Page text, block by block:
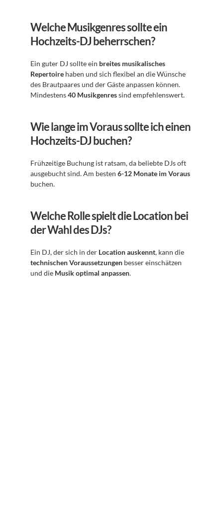
Welche Musikgenres sollte ein
Hochzeits-DJ beherrschen?
Ein guter DJ sollte ein breites musikalisches
Repertoire haben und sich flexibel an die Wünsche
des Brautpaares und der Gäste anpassen können.
Mindestens 40 Musikgenres sind empfehlenswert.
Wie lange im Voraus sollte ich einen
Hochzeits-DJ buchen?
Frühzeitige Buchung ist ratsam, da beliebte DJs oft
ausgebucht sind. Am besten 6-12 Monate im Voraus
buchen.
Welche Rolle spielt die Location bei
der Wahl des DJs?
Ein DJ, der sich in der Location auskennt
technischen Voraussetzungen besser einschätzen
und die Musik optimal anpassen.